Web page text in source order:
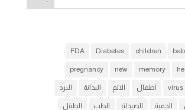
children
Diabetes
FDA
memory
new
pregnancy
virus اطفال الالم البدانة البرد
الحمية الصيدلة الطب الطفل